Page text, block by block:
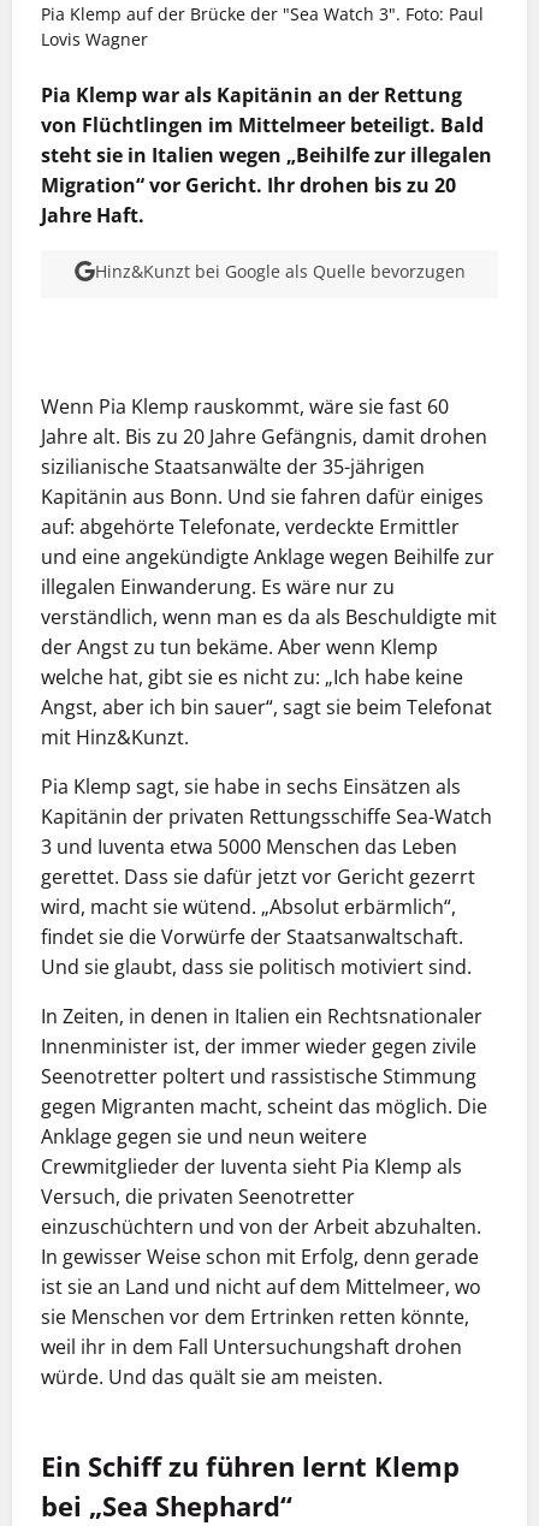
Pia Klemp auf der Brücke der "Sea Watch 3". Foto: Paul
Lovis Wagner
Pia Klemp war als Kapitänin an der Rettung
von Flüchtlingen im Mittelmeer beteiligt. Bald
steht sie in Italien wegen „Beihilfe zur illegalen
Migration“ vor Gericht. Ihr drohen bis zu 20
Jahre Haft.
Hinz&Kunzt bei Google als Quelle bevorzugen
Wenn Pia Klemp rauskommt, wäre sie fast 60
Jahre alt. Bis zu 20 Jahre Gefängnis, damit drohen
sizilianische Staatsanwälte der 35-jährigen
Kapitänin aus Bonn. Und sie fahren dafür einiges
auf: abgehörte Telefonate, verdeckte ­Ermittler
und eine angekündigte Anklage wegen Beihilfe zur
illegalen Einwanderung. Es wäre nur zu
verständlich, wenn man es da als Beschuldigte mit
der Angst zu tun bekäme. Aber wenn Klemp
welche hat, gibt sie es nicht zu: „Ich habe keine
Angst, aber ich bin sauer“, sagt sie beim Telefonat
mit Hinz&Kunzt.
Pia Klemp sagt, sie habe in sechs Einsätzen als
Kapitänin der privaten Rettungsschiffe Sea-Watch
3 und Iuventa etwa 5000 Menschen das Leben
gerettet. Dass sie dafür jetzt vor Gericht gezerrt
wird, macht sie wütend. „Absolut erbärmlich“,
findet sie die Vorwürfe der Staatsanwaltschaft.
Und sie glaubt, dass sie politisch motiviert sind.
In Zeiten, in denen in Italien ein Rechtsnationaler
Innen­minister ist, der immer wieder gegen zivile
Seenotretter poltert und rassistische Stimmung
gegen Migranten macht, scheint das möglich. Die
Anklage gegen sie und neun weitere
Crewmitglieder der Iuventa sieht Pia Klemp als
Versuch, die privaten Seenotretter
einzuschüchtern und von der Arbeit abzuhalten.
In gewisser Weise schon mit Erfolg, denn gerade
ist sie an Land und nicht auf dem Mittelmeer, wo
sie Menschen vor dem Ertrinken retten könnte,
weil ihr in dem Fall Untersuchungshaft drohen
würde. Und das quält sie am meisten.
Ein Schiff zu führen lernt Klemp
bei „Sea Shephard“